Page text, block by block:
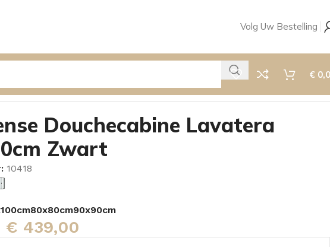
Volg Uw Bestelling
€
Douchecabine Lavatera
Zwart
10418
80x80cm90x90cm
€ 439,00